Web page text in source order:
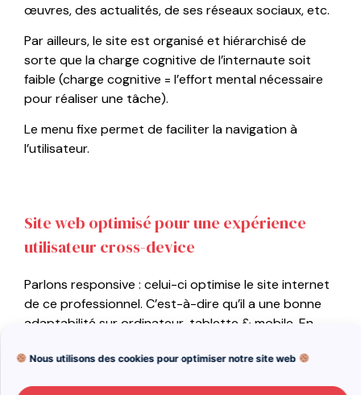
Nous utilisons des cookies pour optimiser notre site web
œuvres, des actualités, de ses réseaux sociaux, etc.
Par ailleurs, le site est organisé et hiérarchisé de
sorte que la charge cognitive de l’internaute soit
faible (charge cognitive = l’effort mental nécessaire
pour réaliser une tâche).
Le menu fixe permet de faciliter la navigation à
l’utilisateur.
Site web optimisé pour une expérience
utilisateur cross-device
Parlons responsive : celui-ci optimise le site internet
de ce professionnel. C’est-à-dire qu’il a une bonne
adaptabilité sur ordinateur, tablette & mobile. En
expérience mobile soit aussi bonne que celle qu’ils